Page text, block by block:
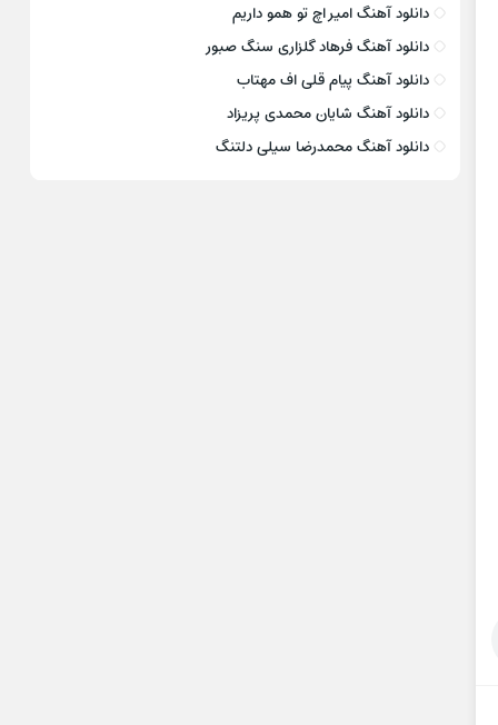
دانلود آهنگ امیر اچ تو همو داریم
دانلود آهنگ فرهاد گلزاری سنگ صبور
دانلود آهنگ پیام قلی اف مهتاب
دانلود آهنگ شایان محمدی پریزاد
دانلود آهنگ محمدرضا سیلی دلتنگ